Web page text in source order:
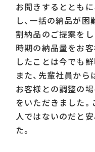
お聞きするととも
し、一括の納品が
割納品のご提案を
時期の納品量をお
したことは今でも
また、先輩社員から
お客様との調整の
をいただきました
人ではないのだと
た。